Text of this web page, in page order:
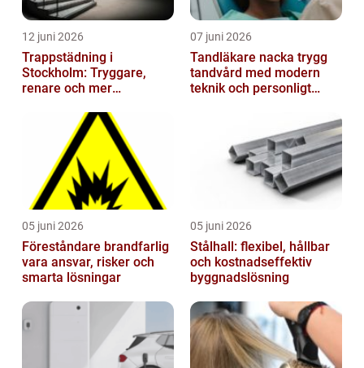
12 juni 2026
Trappstädning i
Stockholm: Tryggare,
renare och mer
07 juni 2026
Tandläkare nacka trygg
tandvård med modern
teknik och personligt
05 juni 2026
Föreståndare brandfarlig
vara ansvar, risker och
smarta lösningar
05 juni 2026
Stålhall: flexibel, hållbar
och kostnadseffektiv
byggnadslösning